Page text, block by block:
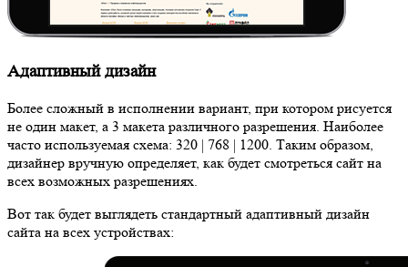
Адаптивный дизайн
Более сложный в исполнении вариант, при котором рисуется
не один макет, а 3 макета различного разрешения. Наиболее
часто используемая схема: 320 | 768 | 1200. Таким образом,
дизайнер вручную определяет, как будет смотреться сайт на
всех возможных разрешениях.
Вот так будет выглядеть стандартный адаптивный дизайн
сайта на всех устройствах: